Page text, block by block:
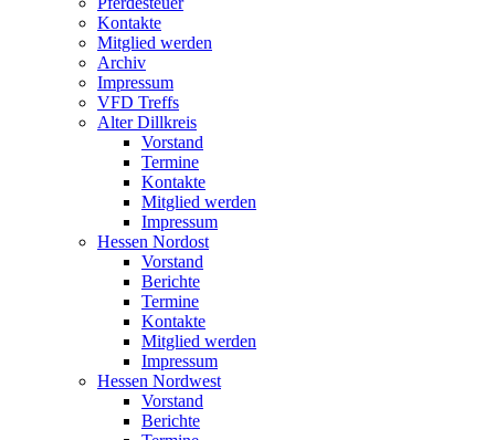
Kontakte
Mitglied werden
Archiv
Impressum
VFD Treffs
Alter Dillkreis
Vorstand
Termine
Kontakte
Mitglied werden
Impressum
Hessen Nordost
Vorstand
Berichte
Termine
Kontakte
Mitglied werden
Impressum
Hessen Nordwest
Vorstand
Berichte